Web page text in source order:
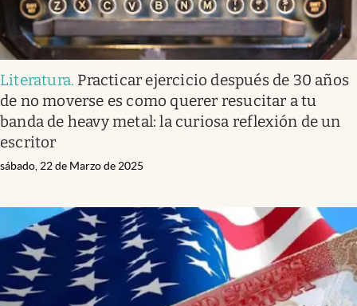
Literatura. Practicar ejercicio después de 30 años
de no moverse es como querer resucitar a tu
banda de heavy metal: la curiosa reflexión de un
escritor
sábado, 22 de Marzo de 2025